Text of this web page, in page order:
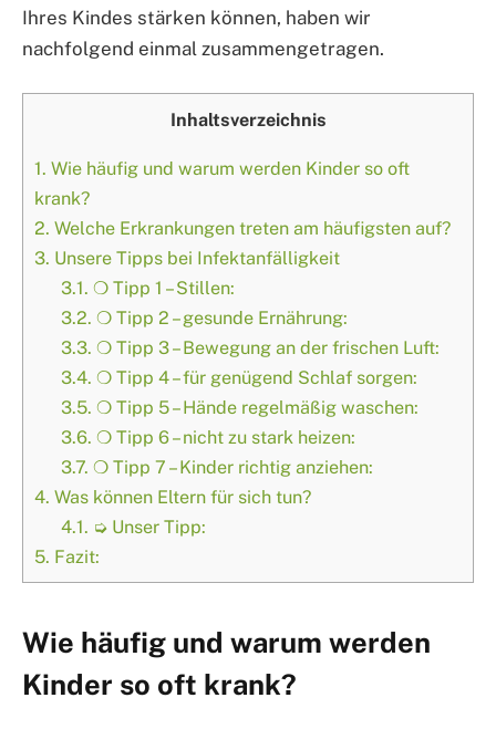
Ihres Kindes stärken können, haben wir
nachfolgend einmal zusammengetragen.
Inhaltsverzeichnis
1. Wie häufig und warum werden Kinder so oft
krank?
2. Welche Erkrankungen treten am häufigsten auf?
3. Unsere Tipps bei Infektanfälligkeit
3.1. ❍ Tipp 1 – Stillen:
3.2. ❍ Tipp 2 – gesunde Ernährung:
3.3. ❍ Tipp 3 – Bewegung an der frischen Luft:
3.4. ❍ Tipp 4 – für genügend Schlaf sorgen:
3.5. ❍ Tipp 5 – Hände regelmäßig waschen:
3.6. ❍ Tipp 6 – nicht zu stark heizen:
3.7. ❍ Tipp 7 – Kinder richtig anziehen:
4. Was können Eltern für sich tun?
4.1. ➭ Unser Tipp:
5. Fazit:
Wie häufig und warum werden
Kinder so oft krank?